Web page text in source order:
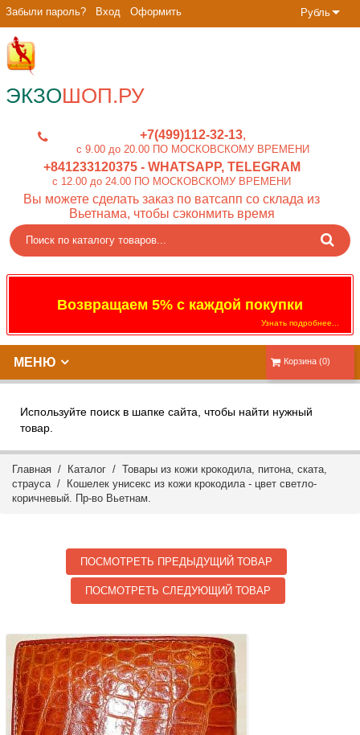
Рубль
Забыли пароль? Вход Оформить
ЭКЗОШОП.РУ
+7(499)112-32-13
c 9.00 до 20.00 ПО МОСКОВСКОМУ ВРЕМЕНИ
+841233120375- WHATSAPP, TELEGRAM
c 12.00 до 24.00 ПО МОСКОВСКОМУ ВРЕМЕНИ
Вы можете сделать заказ по ватсапп со склада из
Вьетнама, чтобы сэконмить время
Возвращаем 5% с каждой покупки
Узнать подробнее...
Корзина (0)
МЕНЮ
Используйте поиск в шапке сайта, чтобы найти нужный
товар.
Главная / Каталог / Товары из кожи крокодила, питона, ската,
страуса/ Кошелек унисекс из кожи крокодила - цвет светло-
коричневый. Пр-во Вьетнам.
ПОСМОТРЕТЬ ПРЕДЫДУЩИЙ ТОВАР
ПОСМОТРЕТЬ СЛЕДУЮЩИЙ ТОВАР